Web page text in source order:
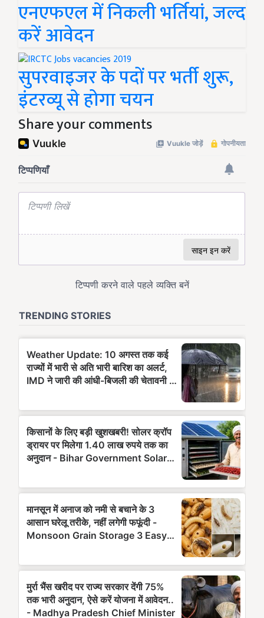
एनएफएल में निकली भर्तियां, जल्द
करें आवेदन
सुपरवाइजर के पदों पर भर्ती शुरू,
इंटरव्यू से होगा चयन
Share your comments